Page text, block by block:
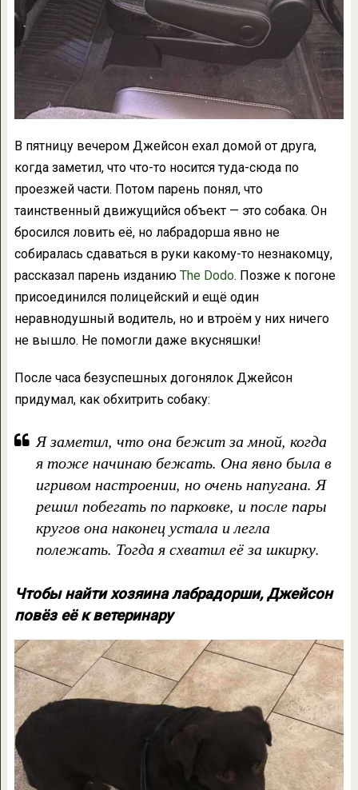
В пятницу вечером Джейсон ехал домой от друга,
когда заметил, что что-то носится туда-сюда по
проезжей части. Потом парень понял, что
таинственный движущийся объект — это собака. Он
бросился ловить её, но лабрадорша явно не
собиралась сдаваться в руки какому-то незнакомцу,
рассказал парень изданию The Dodo. Позже к погоне
присоединился полицейский и ещё один
неравнодушный водитель, но и втроём у них ничего
не вышло. Не помогли даже вкусняшки!
После часа безуспешных догонялок Джейсон
придумал, как обхитрить собаку:
Я заметил, что она бежит за мной, когда
я тоже начинаю бежать. Она явно была в
игривом настроении, но очень напугана. Я
решил побегать по парковке, и после пары
кругов она наконец устала и легла
полежать. Тогда я схватил её за шкирку.
Чтобы найти хозяина лабрадорши, Джейсон
повёз её к ветеринару